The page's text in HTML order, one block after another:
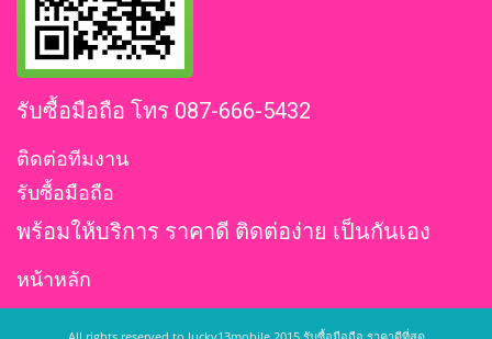
รับซื้อมือถือ โทร 087-666-5432
ติดต่อทีมงาน
รับซื้อมือถือ
พร้อมให้บริการ ราคาดี ติดต่อง่าย เป็นกันเอง
หน้าหลัก